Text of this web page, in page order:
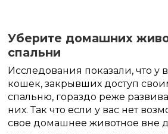
Уберите домашних
спальни
Исследования показали, что у
кошек, закрывших доступ
спальню, гораздо реже
них. Так что если у вас нет
свое домашнее животное вне